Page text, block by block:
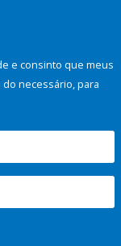
e consinto que meus
necessário, para